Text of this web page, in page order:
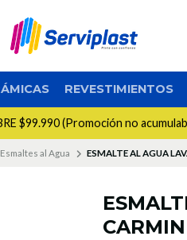
REVESTIMIENTOS
$99.990 (Promoción no
Esmaltes al Agua ESMALTE AL AGUA